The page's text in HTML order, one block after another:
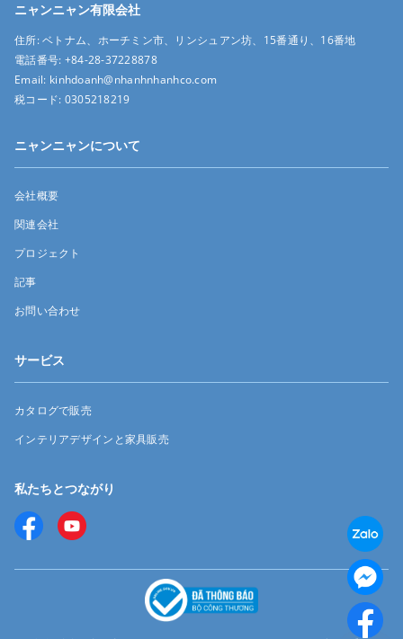
ニャンニャン有限会社
住所:ベトナム、ホーチミン市、リンシュアン坊、15番通り、16番地
電話番号: +84-28-37228878
Email: kinhdoanh@nhanhnhanhco.com
税コード: 0305218219
ニャンニャンについて
会社概要
関連会社
プロジェクト
記事
お問い合わせ
サービス
カタログで販売
インテリアデザインと家具販売
私たちとつながり